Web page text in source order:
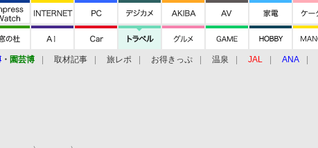
・ 園芸博 取材記事 旅レポ お得きっぷ 温泉 JAL ANA